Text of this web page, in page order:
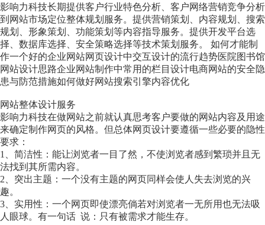
影响力科技长期提供客户行业特色分析、客户网络营销竞争分析
到网站市场定位整体规划服务。提供营销策划、内容规划、搜索
规划、形象策划、功能策划等内容指导服务。提供开发平台选
择、数据库选择、安全策略选择等技术策划服务。 如何才能制
作一个好的企业网站网页设计中交互设计的流行趋势医院图书馆
网站设计思路企业网站制作中常用的栏目设计电商网站的安全隐
患与防范措施如何做好网站搜索引擎内容优化
网站整体设计服务
影响力科技在做网站之前就认真思考客户要做的网站内容及用途
来确定制作网页的风格。但总体网页设计要遵循一些必要的隐性
要求：
1、简洁性：能让浏览者一目了然，不使浏览者感到繁琐并且无
法找到其所需内容。
2、突出主题：一个没有主题的网页同样会使人失去浏览的兴
趣。
3、实用性：一个网页即使漂亮倘若对浏览者一无所用也无法吸
人眼球。有一句话 说：只有被需求才能生存。